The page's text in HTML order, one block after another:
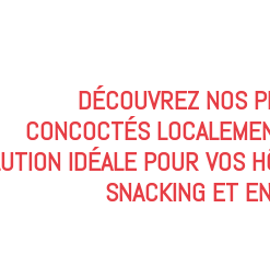
DÉCOUVREZ NOS
CONCOCTÉS
IDÉALE POUR VOS
SNACKING ET